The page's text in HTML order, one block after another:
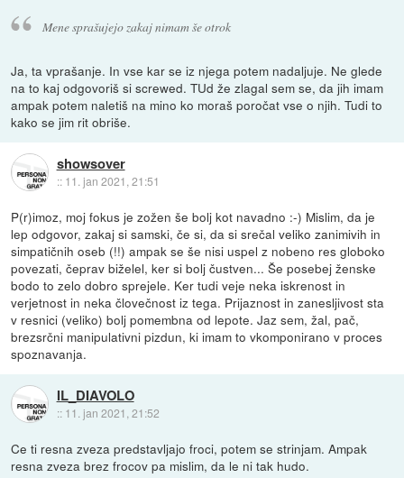
Mene sprašujejo zakaj nimam še otrok
Ja, ta vprašanje. In vse kar se iz njega potem nadaljuje. Ne glede
na to kaj odgovoriš si screwed. TUd že zlagal sem se, da jih imam
ampak potem naletiš na mino ko moraš poročat vse o njih. Tudi to
kako se jim rit obriše.
showsover
:: 11. jan 2021, 21:51
P(r)imoz, moj fokus je zožen še bolj kot navadno :-) Mislim, da je
lep odgovor, zakaj si samski, če si, da si srečal veliko zanimivih in
simpatičnih oseb (!!) ampak se še nisi uspel z nobeno res globoko
povezati, čeprav biželel, ker si bolj čustven... Še posebej ženske
bodo to zelo dobro sprejele. Ker tudi veje neka iskrenost in
verjetnost in neka človečnost iz tega. Prijaznost in zanesljivost sta
v resnici (veliko) bolj pomembna od lepote. Jaz sem, žal, pač,
brezsrčni manipulativni pizdun, ki imam to vkomponirano v proces
spoznavanja.
IL_DIAVOLO
:: 11. jan 2021, 21:52
Ce ti resna zveza predstavljajo froci, potem se strinjam. Ampak
resna zveza brez frocov pa mislim, da le ni tak hudo.